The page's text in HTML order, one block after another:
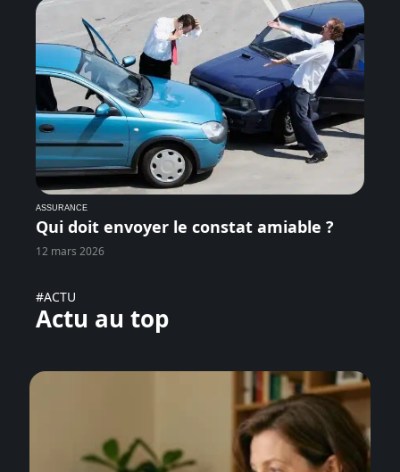
ASSURANCE
Qui doit envoyer le constat amiable ?
12 mars 2026
#ACTU
Actu au top